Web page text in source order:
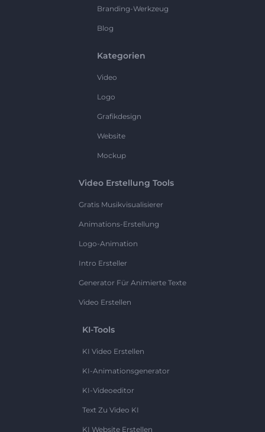
Branding-Werkzeug
Blog
Kategorien
Video
Logo
Grafikdesign
Website
Mockup
Video Erstellung Tools
Gratis Musikvisualisierer
Animations-Erstellung
Logo-Animation
Intro Ersteller
Generator Für Animierte Texte
Video Erstellen
KI-Tools
KI Video Erstellen
KI-Animationsgenerator
KI-Videoeditor
Text Zu Video KI
KI Website Erstellen